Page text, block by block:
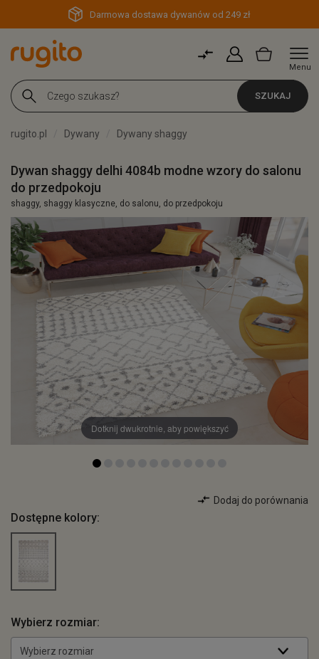
Darmowa dostawa dywanów od 249 zł
Menu
SZUKAJ
rugito.pl Dywany Dywany shaggy
Dywan shaggy delhi 4084b modne wzory do salonu
do przedpokoju
shaggy, shaggy klasyczne, do salonu, do przedpokoju
Dotknij dwukrotnie, aby powiększyć
Dodaj do porównania
Dostępne kolory:
Wybierz rozmiar:
Wybierz rozmiar